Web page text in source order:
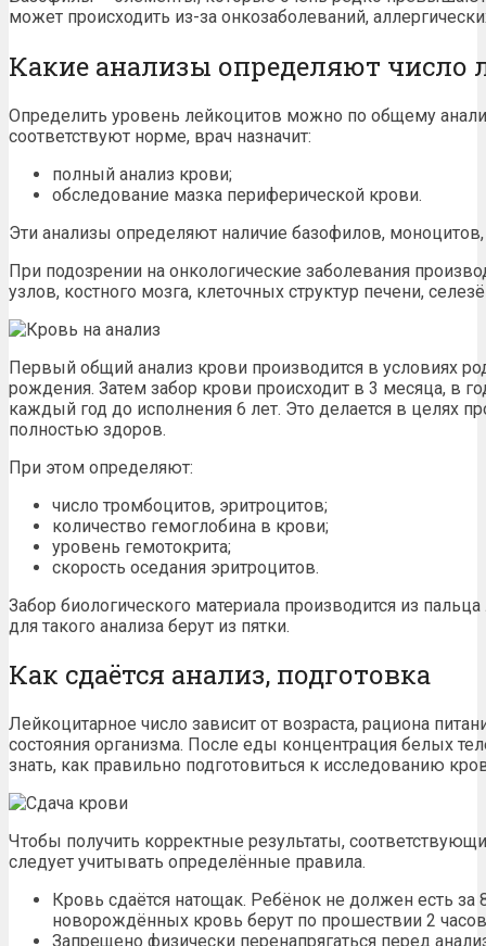
может происходить из-за онкозаболеваний,
Какие анализы определяют число
Определить уровень лейкоцитов можно по общему
соответствуют норме, врач назначит:
полный анализ крови;
обследование мазка периферической крови.
Эти анализы определяют наличие базофилов,
При подозрении на онкологические заболевания
узлов, костного мозга, клеточных структур печени,
Первый общий анализ крови производится в условиях
рождения. Затем забор крови происходит в 3 месяца, в
каждый год до исполнения 6 лет. Это делается в целях
полностью здоров.
При этом определяют:
число тромбоцитов, эритроцитов;
количество гемоглобина в крови;
уровень гемотокрита;
скорость оседания эритроцитов.
Забор биологического материала производится из
для такого анализа берут из пятки.
Как сдаётся анализ, подготовка
Лейкоцитарное число зависит от возраста, рациона
состояния организма. После еды концентрация белых
знать, как правильно подготовиться к исследованию
Чтобы получить корректные результаты,
следует учитывать определённые правила.
Кровь сдаётся натощак. Ребёнок не должен есть за
новорождённых кровь берут по прошествии 2
Запрещено физически перенапрягаться перед